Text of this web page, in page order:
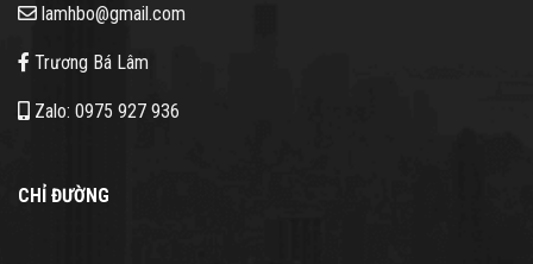
lamhbo@gmail.com
Trương Bá Lâm
Zalo: 0975 927 936
CHỈ ĐƯỜNG